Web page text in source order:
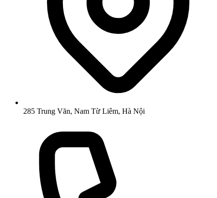
285 Trung Văn, Nam Từ Liêm, Hà Nội